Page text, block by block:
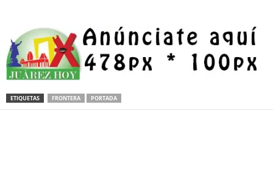
ETIQUETAS FRONTERA PORTADA